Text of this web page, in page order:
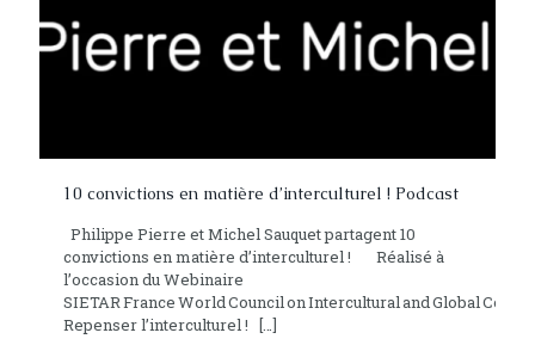
10 convictions en matière d’interculturel ! Podcast
Philippe Pierre et Michel Sauquet partagent 10
convictions en matière d’interculturel ! Réalisé à
l’occasion du Webinaire
SIETAR France World Council on Intercultural and Global
Repenser l’interculturel ! […]